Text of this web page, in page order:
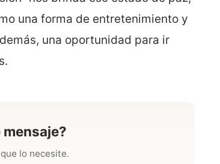
una forma de entretenimiento y
una oportunidad para ir
mensaje?
lo necesite.